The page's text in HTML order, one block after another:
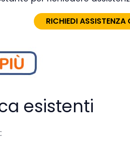
RICHIEDI ASSISTENZA
esistenti